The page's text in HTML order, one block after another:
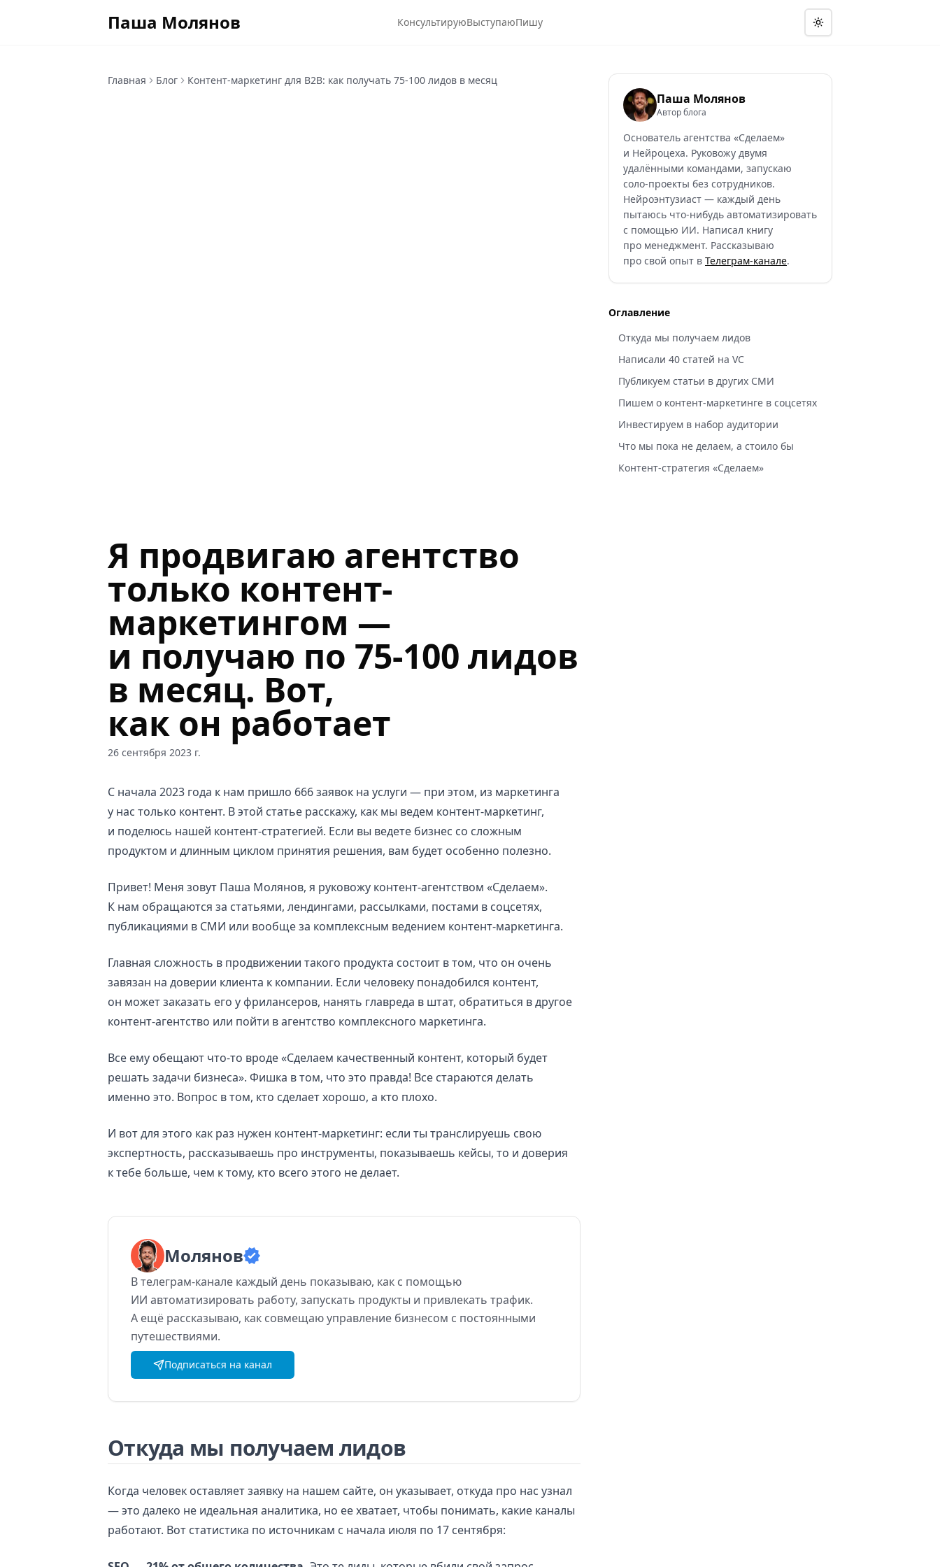
Паша Молянов КонсультируюВыступаюПишу
Главная Блог Контент-маркетинг для B2B: как получать 75-100 лидов в месяц
Я продвигаю агентство
только контент-
маркетингом —
и получаю по 75-100 лидов
в месяц. Вот,
как он работает
26 сентября 2023 г.
С начала 2023 года к нам пришло 666 заявок на услуги — при этом, из маркетинга
у нас только контент. В этой статье расскажу, как мы ведем контент-маркетинг,
и поделюсь нашей контент-стратегией. Если вы ведете бизнес со сложным
продуктом и длинным циклом принятия решения, вам будет особенно полезно.
Привет! Меня зовут Паша Молянов, я руковожу контент-агентством «Сделаем».
К нам обращаются за статьями, лендингами, рассылками, постами в соцсетях,
публикациями в СМИ или вообще за комплексным ведением контент-маркетинга.
Главная сложность в продвижении такого продукта состоит в том, что он очень
завязан на доверии клиента к компании. Если человеку понадобился контент,
он может заказать его у фрилансеров, нанять главреда в штат, обратиться в другое
контент-агентство или пойти в агентство комплексного маркетинга.
Все ему обещают что-то вроде «Сделаем качественный контент, который будет
решать задачи бизнеса». Фишка в том, что это правда! Все стараются делать
именно это. Вопрос в том, кто сделает хорошо, а кто плохо.
И вот для этого как раз нужен контент-маркетинг: если ты транслируешь свою
экспертность, рассказываешь про инструменты, показываешь кейсы, то и доверия
к тебе больше, чем к тому, кто всего этого не делает.
Молянов
Втелеграм-канале каждый день показываю, как с помощью
ИИ автоматизировать работу, запускать продукты и привлекать трафик.
А ещё рассказываю, как совмещаю управление бизнесом с постоянными
путешествиями.
Подписаться на канал
Откуда мы получаем лидов
Когда человек оставляет заявку на нашем сайте, он указывает, откуда про нас узнал
— это далеко не идеальная аналитика, но ее хватает, чтобы понимать, какие каналы
работают. Вот статистика по источникам с начала июля по 17 сентября:
Паша Молянов
Автор блога
Основатель агентства «Сделаем»
и Нейроцеха. Руковожу двумя
удалёнными командами, запускаю
соло-проекты без сотрудников.
Нейроэнтузиаст — каждый день
пытаюсь что-нибудь автоматизировать
с помощью ИИ. Написал книгу
про менеджмент. Рассказываю
про свой опыт в Телеграм-канале.
Оглавление
Откуда мы получаем лидов
Написали 40 статей на VC
Публикуем статьи в других СМИ
Пишем о контент-маркетинге в соцсетях
Инвестируем в набор аудитории
Что мы пока не делаем, а стоило бы
Контент-стратегия «Сделаем»